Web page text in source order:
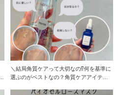
＼結局角質ケアって大切なの⁉︎何を基準に
選ぶのがベストなの？角質ケアアイテム2